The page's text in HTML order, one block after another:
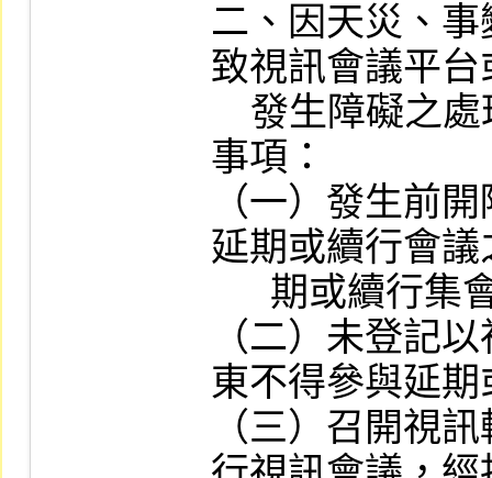
二、因天災、
致視訊會議平
事項：
（一）發生前
延期或續行會
（二）未登記
東不得參與延
（三）召開視